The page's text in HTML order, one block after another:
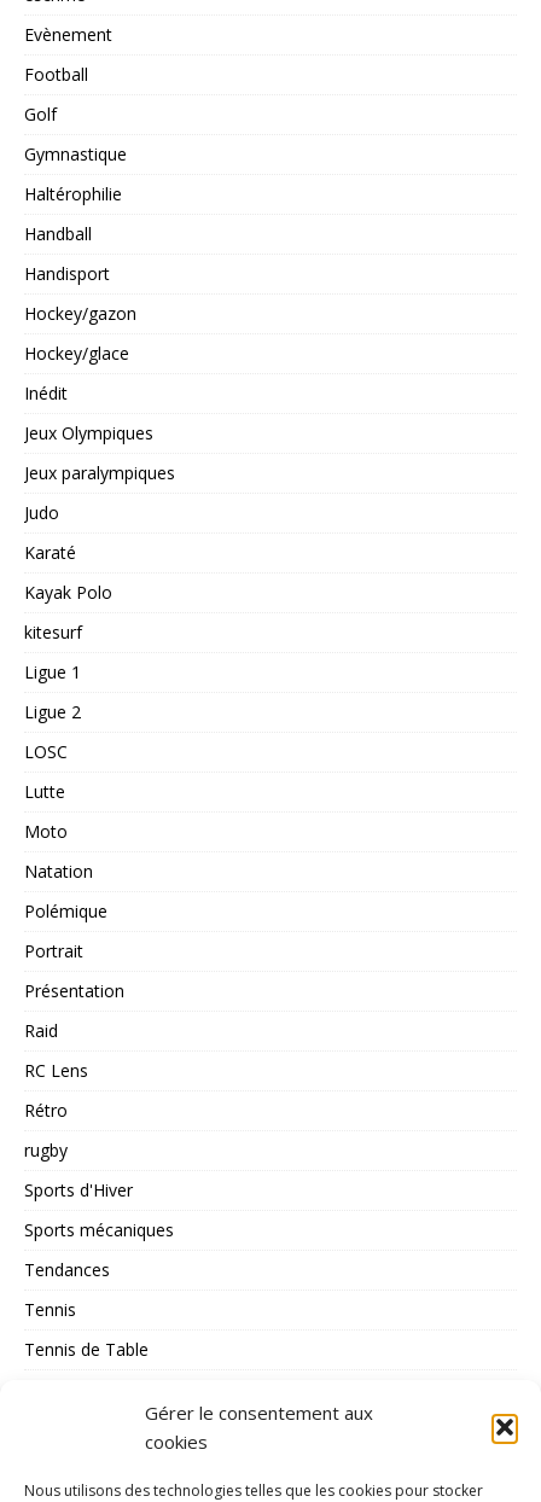
Gérer le consentement aux
cookies
Nous utilisons des technologies telles que les cookies pour stocker
Evènement
Football
Golf
Gymnastique
Haltérophilie
Handball
Handisport
Hockey/gazon
Hockey/glace
Inédit
Jeux Olympiques
Jeux paralympiques
Judo
Karaté
Kayak Polo
kitesurf
Ligue 1
Ligue 2
LOSC
Lutte
Moto
Natation
Polémique
Portrait
Présentation
Raid
RC Lens
Rétro
rugby
Sports d'Hiver
Sports mécaniques
Tendances
Tennis
Tennis de Table